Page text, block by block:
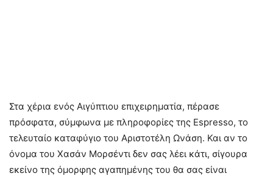
Στα χέρια ενός Αιγύπτιου επιχειρηματία, πέρασε
πρόσφατα, σύμφωνα με πληροφορίες της Espresso, το
τελευταίο καταφύγιο του Αριστοτέλη Ωνάση. Και αν το
όνομα του Χασάν Μορσέντι δεν σας λέει κάτι, σίγουρα
εκείνο της όμορφης αγαπημένης του θα σας είναι